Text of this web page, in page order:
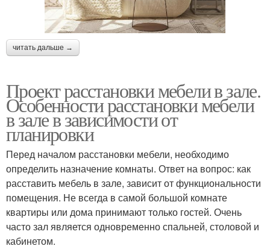
читать дальше →
Проект расстановки мебели в зале.
Особенности расстановки мебели
в зале в зависимости от
планировки
Перед началом расстановки мебели, необходимо
определить назначение комнаты. Ответ на вопрос: как
расставить мебель в зале, зависит от функциональности
помещения. Не всегда в самой большой комнате
квартиры или дома принимают только гостей. Очень
часто зал является одновременно спальней, столовой и
кабинетом.